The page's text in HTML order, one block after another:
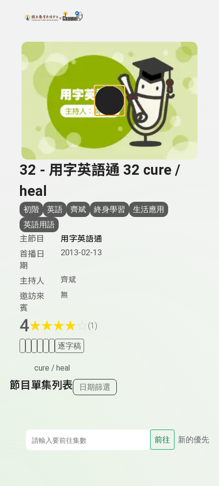
上方功能區塊
搜尋關鍵字：可輸入節目名稱、主持人或關鍵字
32 - 用字英語通 32 cure /
heal
初階 英語 齊斌 終身學習
生活應用
英語用語
主節目
用字英語通
首播日
期
2013-02-13
主持人 齊斌
邀訪來
賓
無
4★★★★ (1)
逐字稿
cure / heal
節目單集列表 日期篩選
前往 新的優先